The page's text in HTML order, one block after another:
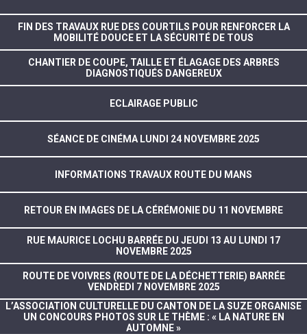
FIN DES TRAVAUX RUE DES COURTILS POUR RENFORCER LA
MOBILITÉ DOUCE ET LA SÉCURITÉ DE TOUS
CHANTIER DE COUPE, TAILLE ET ÉLAGAGE DES ARBRES
DIAGNOSTIQUÉS DANGEREUX
ECLAIRAGE PUBLIC
SÉANCE DE CINÉMA LUNDI 24 NOVEMBRE 2025
INFORMATIONS TRAVAUX ROUTE DU MANS
RETOUR EN IMAGES DE LA CÉRÉMONIE DU 11 NOVEMBRE
RUE MAURICE LOCHU BARRÉE DU JEUDI 13 AU LUNDI 17
NOVEMBRE 2025
ROUTE DE VOIVRES (ROUTE DE LA DÉCHETTERIE) BARRÉE
VENDREDI 7 NOVEMBRE 2025
L’ASSOCIATION CULTURELLE DU CANTON DE LA SUZE ORGANISE
UN CONCOURS PHOTOS SUR LE THÈME : « LA NATURE EN
AUTOMNE »